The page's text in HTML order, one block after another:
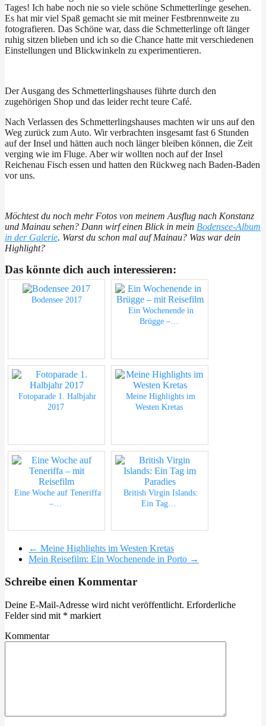
Tages! Ich habe noch nie so viele schöne Schmetterlinge gesehen.
Es hat mir viel Spaß gemacht sie mit meiner Festbrennweite zu
fotografieren. Das Schöne war, dass die Schmetterlinge oft länger
ruhig sitzen blieben und ich so die Chance hatte mit verschiedenen
Einstellungen und Blickwinkeln zu experimentieren.
Der Ausgang des Schmetterlingshauses führte durch den
zugehörigen Shop und das leider recht teure Café.
Nach Verlassen des Schmetterlingshauses machten wir uns auf den
Weg zurück zum Auto. Wir verbrachten insgesamt fast 6 Stunden
auf der Insel und hätten auch noch länger bleiben können, die Zeit
verging wie im Fluge. Aber wir wollten noch auf der Insel
Reichenau Fisch essen und hatten den Rückweg nach Baden-Baden
vor uns.
Möchtest du noch mehr Fotos von meinem Ausflug nach Konstanz
und Mainau sehen? Dann wirf einen Blick in mein Bodensee-Album
in der Galerie. Warst du schon mal auf Mainau? Was war dein
Highlight?
Das könnte dich auch interessieren:
Bodensee 2017
Ein Wochenende in
Brügge –…
Fotoparade 1. Halbjahr
2017
Meine Highlights im
Westen Kretas
Eine Woche auf Teneriffa
–…
British Virgin Islands:
Ein Tag…
← Meine Highlights im Westen Kretas
Mein Reisefilm: Ein Wochenende in Porto →
Schreibe einen Kommentar
Deine E-Mail-Adresse wird nicht veröffentlicht. Erforderliche
Felder sind mit * markiert
Kommentar